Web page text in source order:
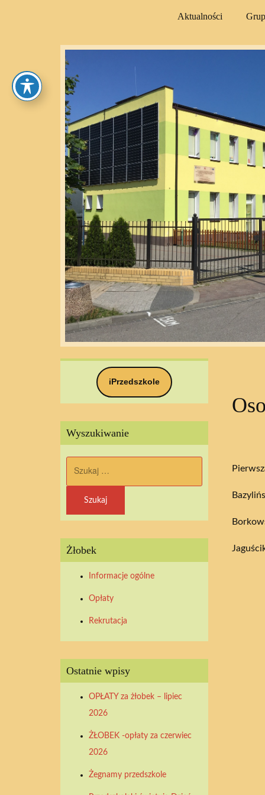
Aktualności
iPrzedszkole
Wyszukiwanie
Żłobek
Informacje ogólne
Opłaty
Rekrutacja
Ostatnie wpisy
OPŁATY za żłobek – lipiec
2026
ŻŁOBEK -opłaty za czerwiec
2026
Żegnamy przedszkole